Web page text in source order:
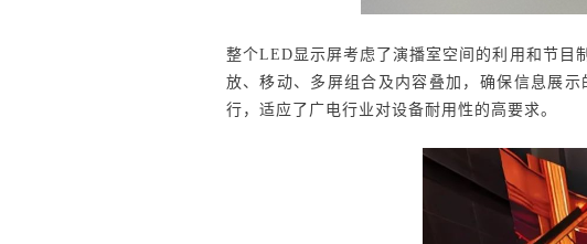
整个LED显示屏考虑了演播室空间的利用和节目
放、移动、多屏组合及内容叠加，确保信息展示
行，适应了广电行业对设备耐用性的高要求。